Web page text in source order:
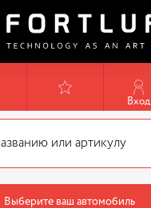
Вход
Выберите ваш автомобиль